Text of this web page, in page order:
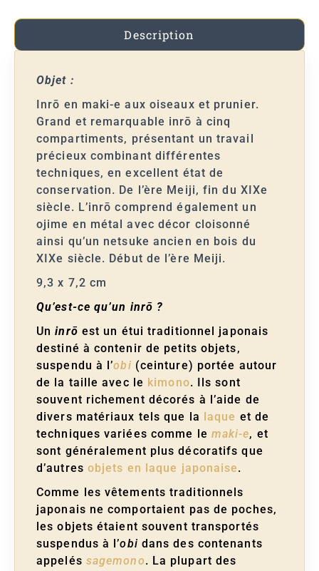
Description
Objet :
Inrō en maki-e aux oiseaux et prunier.
Grand et remarquable inrō à cinq
compartiments, présentant un travail
précieux combinant différentes
techniques, en excellent état de
conservation. De l’ère Meiji, fin du XIXe
siècle. L’inrō comprend également un
ojime en métal avec décor cloisonné
ainsi qu’un netsuke ancien en bois du
XIXe siècle. Début de l’ère Meiji.
9,3 x 7,2 cm
Qu’est-ce qu’un inrō ?
Uninrō est un étui traditionnel japonais
destiné à contenir de petits objets,
suspendu à l’obi (ceinture) portée autour
de la taille avec le kimono. Ils sont
souvent richement décorés à l’aide de
divers matériaux tels que la
laque et de
techniques variées comme le maki-e, et
sont généralement plus décoratifs que
d’autres objets en laque japonaise.
Comme les vêtements traditionnels
japonais ne comportaient pas de poches,
les objets étaient souvent transportés
suspendus à l’obi dans des contenants
appelés sagemono. La plupart des